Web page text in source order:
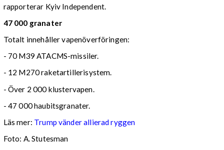
rapporterar Kyiv Independent.
47 000 granater
Totalt innehåller vapenöverföringen:
- 70 M39 ATACMS-missiler.
- 12 M270 raketartillerisystem.
- Över 2 000 klustervapen.
- 47 000 haubitsgranater.
Läs mer: Trump vänder allierad ryggen
Foto: A. Stutesman